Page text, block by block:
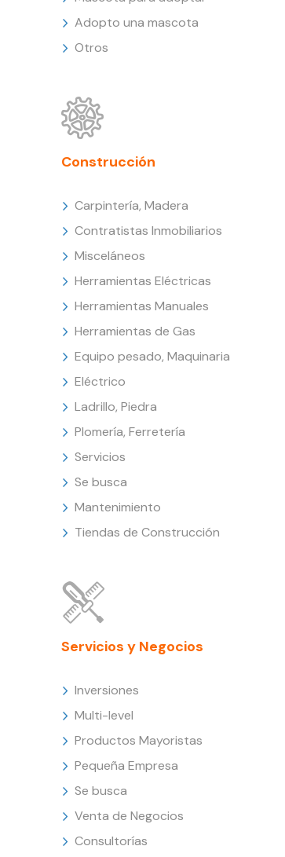
Adopto una mascota
Otros
Construcción
Carpintería, Madera
Contratistas Inmobiliarios
Misceláneos
Herramientas Eléctricas
Herramientas Manuales
Herramientas de Gas
Equipo pesado, Maquinaria
Eléctrico
Ladrillo, Piedra
Plomería, Ferretería
Servicios
Se busca
Mantenimiento
Tiendas de Construcción
Servicios y Negocios
Inversiones
Multi-level
Productos Mayoristas
Pequeña Empresa
Se busca
Venta de Negocios
Consultorías